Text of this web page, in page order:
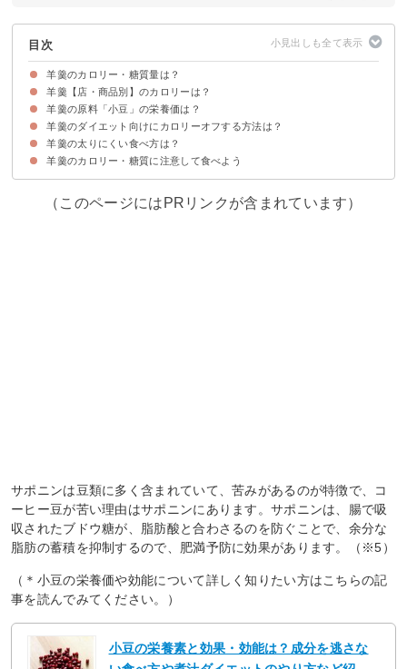
目次
羊羹のカロリー・糖質量は？
羊羹（1切れ・1本）のカロリー・糖質
羊羹（100g）のカロリー・糖質量を他の和菓子と比較
羊羹（1切れ）のカロリー消費に必要な運動量
羊羹【店・商品別】のカロリーは？
①とらや
②小城
③高瀬船
④鶴屋吉信
羊羹の原料「小豆」の栄養価は？
①食物繊維｜便秘解消
②ポリフェノール｜美肌・美容効果
③サポニン｜脂肪の燃焼
羊羹のダイエット向けにカロリーオフする方法は？
①糖質オフして自分で作る
②水羊羹を選ぶ
羊羹の太りにくい食べ方は？
①夜に食べない
羊羹のカロリー・糖質に注意して食べよう
（このページにはPRリンクが含まれています）
サポニンは豆類に多く含まれていて、苦みがあるのが特徴で、コ
ーヒー豆が苦い理由はサポニンにあります。サポニンは、腸で吸
収されたブドウ糖が、脂肪酸と合わさるのを防ぐことで、余分な
脂肪の蓄積を抑制するので、肥満予防に効果があります。（※5）
（＊小豆の栄養価や効能について詳しく知りたい方はこちらの記
事を読んでみてください。）
小豆の栄養素と効果・効能は？成分を逃さな